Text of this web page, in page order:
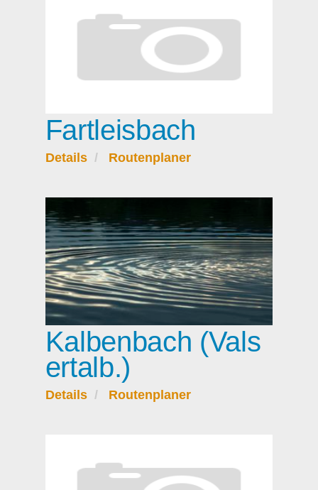
Fartleisbach
Details Routenplaner
Kalbenbach (Vals
ertalb.)
Details Routenplaner